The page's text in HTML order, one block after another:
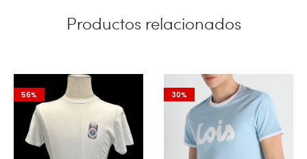
Productos relacionados
56% 30%